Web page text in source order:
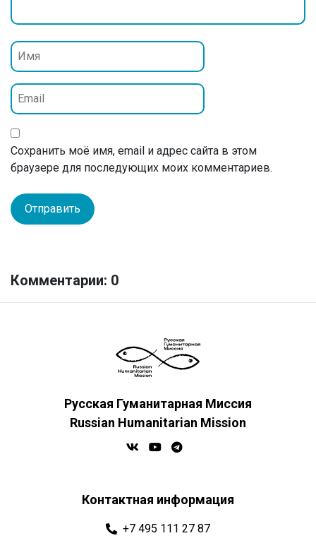
Сохранить моё имя, email и адрес сайта в этом
браузере для последующих моих комментариев.
Комментарии: 0
Русская Гуманитарная Миссия
Russian Humanitarian Mission
Контактная информация
+7 495 111 27 87